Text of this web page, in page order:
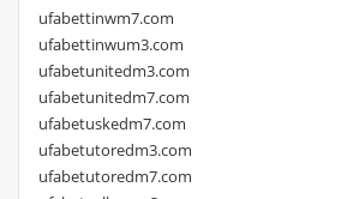
ufabettinwm7.com
ufabettinwum3.com
ufabetunitedm3.com
ufabetunitedm7.com
ufabetuskedm7.com
ufabetutoredm3.com
ufabetutoredm7.com